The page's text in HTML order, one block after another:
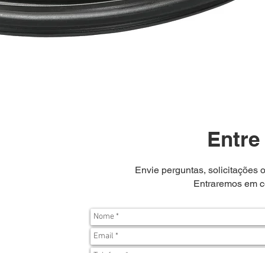
Envie perguntas, solicitações
Entraremos em